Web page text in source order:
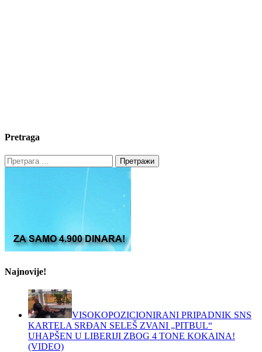
Pretraga
Претрага
за:
Najnovije!
VISOKOPOZICIONIRANI PRIPADNIK SNS
KARTELA SRĐAN SELEŠ ZVANI „PITBUL“
UHAPŠEN U LIBERIJI ZBOG 4 TONE KOKAINA!
(VIDEO)